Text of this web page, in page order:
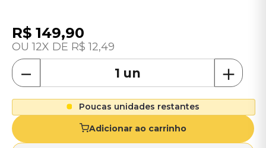
R$ 149,90
12 R$ 12,49
＋
－
Poucas unidades restantes
Adicionar ao carrinho